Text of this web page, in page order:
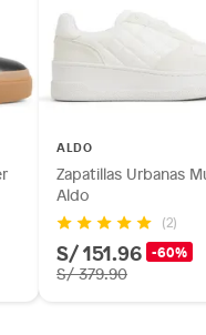
ALDO
Zapatillas Urbanas
Aldo
(2)
S/ 151.96 -60%
S/ 379.90